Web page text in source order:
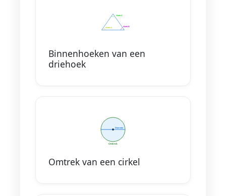
Binnenhoeken van een
driehoek
Omtrek van een cirkel